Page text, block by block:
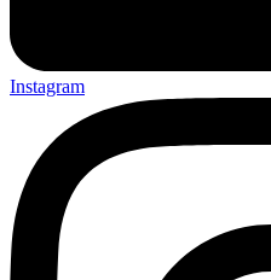
Instagram